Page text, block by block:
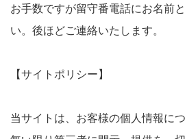
お手数ですが留守番電話にお名前
い。後ほどご連絡いたします。
【サイトポリシー】
当サイトは、お客様の個人情報に